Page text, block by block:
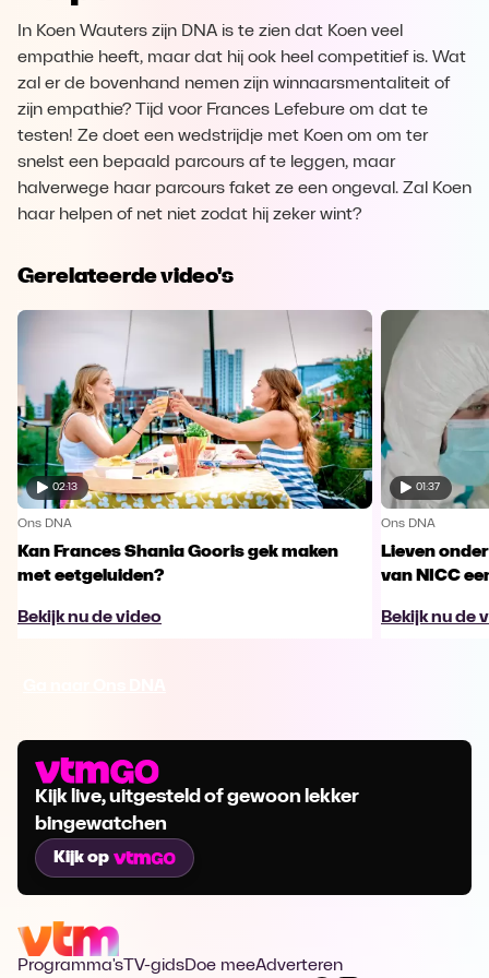
In Koen Wauters zijn DNA is te zien dat Koen veel
empathie heeft, maar dat hij ook heel competitief is. Wat
zal er de bovenhand nemen zijn winnaarsmentaliteit of
zijn empathie? Tijd voor Frances Lefebure om dat te
testen! Ze doet een wedstrijdje met Koen om om ter
snelst een bepaald parcours af te leggen, maar
halverwege haar parcours faket ze een ongeval. Zal Koen
haar helpen of net niet zodat hij zeker wint?
Gerelateerde video's
02:13
Ons DNA
Kan Frances Shania Gooris gek maken
met eetgeluiden?
Bekijk nu de video
01:37
Ons DNA
Lieven
van NICC
Bekijk nu de
Kijk live, uitgesteld of gewoon lekker
bingewatchen
Kijk op
Programma's TV-gidsDoe meeAdverteren